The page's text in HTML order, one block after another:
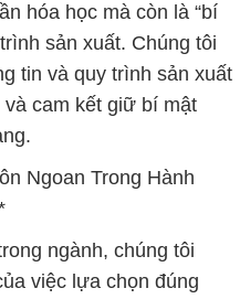
hóa học mà còn là “bí
sản xuất. Chúng tôi
tin và quy trình sản xuất
và cam kết giữ bí mật
Ngoan Trong Hành
ngành, chúng tôi
việc lựa chọn đúng